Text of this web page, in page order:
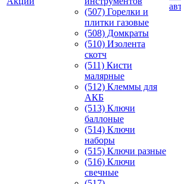
(507) Горелки и
плитки газовые
(508) Домкраты
(510) Изолента
скотч
(511) Кисти
малярные
(512) Клеммы для
АКБ
(513) Ключи
баллоные
(514) Ключи
наборы
(515) Ключи разные
(516) Ключи
свечные